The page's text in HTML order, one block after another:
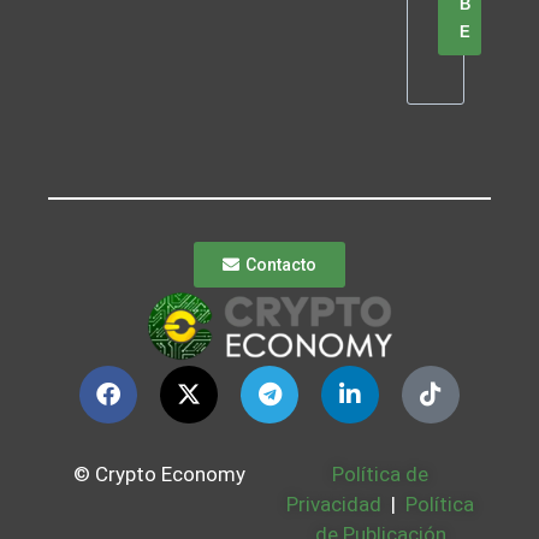
B
E
Contacto
© Crypto Economy
Política de
Privacidad | Política
de Publicación